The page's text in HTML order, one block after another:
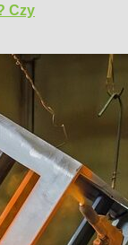
Czy